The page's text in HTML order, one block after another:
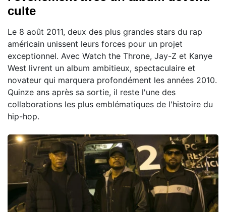
culte
Le 8 août 2011, deux des plus grandes stars du rap
américain unissent leurs forces pour un projet
exceptionnel. Avec Watch the Throne, Jay-Z et Kanye
West livrent un album ambitieux, spectaculaire et
novateur qui marquera profondément les années 2010.
Quinze ans après sa sortie, il reste l'une des
collaborations les plus emblématiques de l'histoire du
hip-hop.